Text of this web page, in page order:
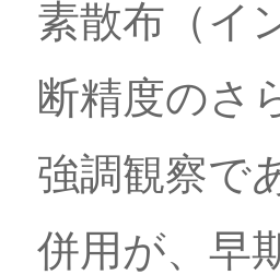
素散布（イ
断精度のさ
強調観察で
併用が、早